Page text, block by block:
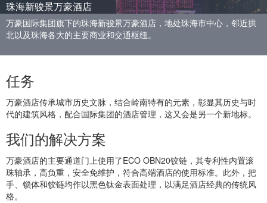
珠海新骏景万豪酒店
万豪国际集团旗下的珠海新骏景万豪酒店，地处珠海市中心，邻近拱
北以及珠海各大的主要商业和交通枢纽。
任务
万豪酒店传承城市历史文脉，结合岭南特有的元素，彰显其历史与时
代的建筑风格，配合国际集团的酒店管理，这又会是另一个新地标。
我们的解决方案
万豪酒店的主要通道门上使用了ECO OBN20铰链，其专利性内置滚
珠轴承，高负重，安全免维护，符合高端酒店的使用标准。此外，把
手、锁体和铰链均作以黑色钛金表面处理，以满足酒店经典的传统风
格。